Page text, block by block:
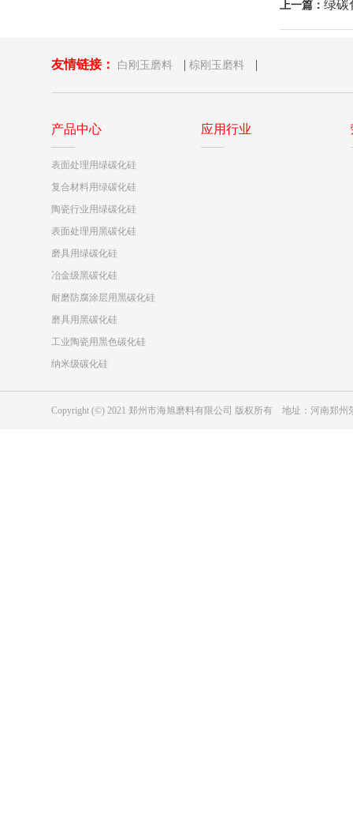
上一篇： 绿碳
友情链接： 白刚玉磨料 | 棕刚玉磨料 |
产品中心
表面处理用绿碳化硅
复合材料用绿碳化硅
陶瓷行业用绿碳化硅
表面处理用黑碳化硅
磨具用绿碳化硅
冶金级黑碳化硅
耐磨防腐涂层用黑碳化硅
磨具用黑碳化硅
工业陶瓷用黑色碳化硅
纳米级碳化硅
应用行业
Copyright (©) 2021 郑州市海旭磨料有限公司 版权所有 地址：河南郑